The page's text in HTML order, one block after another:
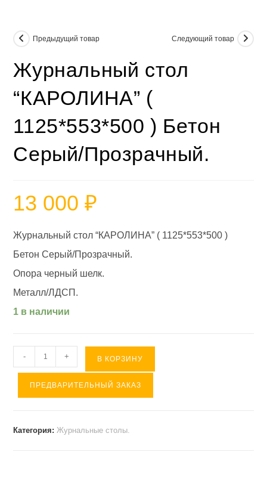
Предыдущий товар Следующий товар
Журнальный стол
“КАРОЛИНА” (
1125*553*500 ) Бетон
Серый/Прозрачный.
13 000₽
Журнальный стол “КАРОЛИНА” ( 1125*553*500 )
Бетон Серый/Прозрачный.
Опора черный шелк.
Металл/ЛДСП.
1 в наличии
Количество
товара
Журнальный
- + В КОРЗИНУ
ПРЕДВАРИТЕЛЬНЫЙ ЗАКАЗ
Категория:Журнальные столы.